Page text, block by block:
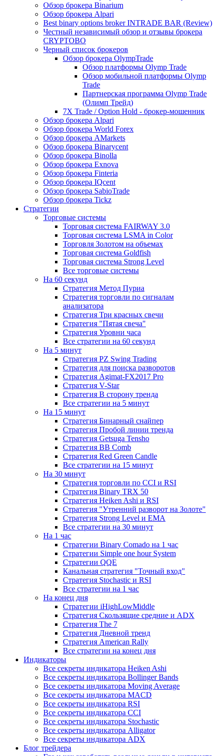
Обзор брокера Binarium
Обзор брокера Alpari
Best binary options broker INTRADE BAR (Review)
Честный независимый обзор и отзывы брокера
CRYPTOBO
Черный список брокеров
Обзор брокера OlympTrade
Обзор платформы Olymp Trade
Обзор мобильной платформы Olymp
Trade
Партнерская программа Olymp Trade
(Олимп Трейд)
7X Trade / Option Hold - брокер-мошенник
Обзор брокера Alpari
Обзор брокера World Forex
Обзор брокера AMarkets
Обзор брокера Binarycent
Обзор брокера Binolla
Обзор брокера Exnova
Обзор брокера Finteria
Обзор брокера IQcent
Обзор брокера SabioTrade
Обзор брокера Tickz
Стратегии
Торговые системы
Торговая система FAIRWAY 3.0
Торговая система LSMA in Color
Торговля Золотом на объемах
Торговая система Goldfish
Торговая система Strong Level
Все торговые системы
На 60 секунд
Стратегия Метод Пуриа
Стратегия торговли по сигналам
анализатора
Стратегия Три красных свечи
Стратегия "Пятая свеча"
Стратегия Уровни часа
Все стратегии на 60 секунд
На 5 минут
Стратегия PZ Swing Trading
Стратегия для поиска разворотов
Стратегия Agimat-FX2017 Pro
Стратегия V-Star
Стратегия В сторону тренда
Все стратегии на 5 минут
На 15 минут
Стратегия Бинарный снайпер
Стратегия Пробой линии тренда
Стратегия Getsuga Tensho
Стратегия ВВ Comb
Стратегия Red Green Candle
Все стратегии на 15 минут
На 30 минут
Стратегия торговли по CCI и RSI
Стратегия Binary TRX 50
Стратегия Heiken Ashi и RSI
Стратегия "Утренний разворот на Золоте"
Стратегия Strong Level и EMA
Все стратегии на 30 минут
На 1 час
Стратегии Binary Comado на 1 час
Стратегии Simple one hour System
Стратегии QQE
Канальная стратегия "Точный вход"
Стратегия Stochastic и RSI
Все стратегии на 1 час
На конец дня
Стратегии iHighLowMiddle
Стратегия Скользящие средние и ADX
Стратегия The 7
Стратегия Дневной тренд
Стратегия American Rally
Все стратегии на конец дня
Индикаторы
Все секреты индикатора Heiken Ashi
Все секреты индикатора Bollinger Bands
Все секреты индикатора Moving Average
Все секреты индикатора MACD
Все секреты индикатора RSI
Все секреты индикатора CCI
Все секреты индикатора Stochastic
Все секреты индикатора Alligator
Все секреты индикатора ADX
Блог трейдера